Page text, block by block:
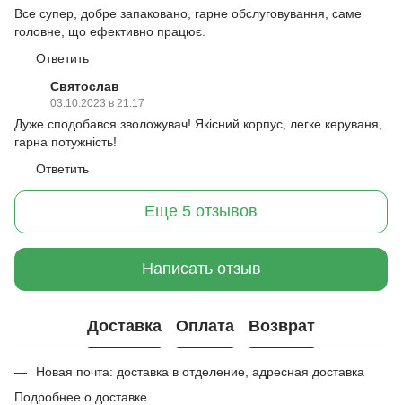
Все супер, добре запаковано, гарне обслуговування, саме
головне, що ефективно працює.
Ответить
Святослав
03.10.2023 в 21:17
Дуже сподобався зволожувач! Якісний корпус, легке керуваня,
гарна потужність!
Ответить
Еще 5 отзывов
Написать отзыв
Доставка Оплата Возврат
Новая почта: доставка в отделение, адресная доставка
Подробнее о доставке